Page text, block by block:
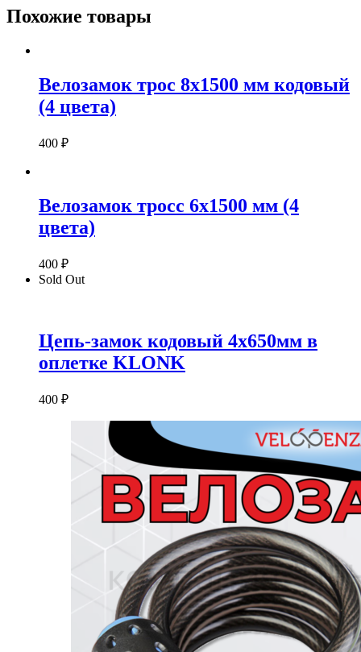
Похожие товары
Велозамок трос 8х1500 мм кодовый
(4 цвета)
400 ₽
Велозамок тросс 6х1500 мм (4
цвета)
400 ₽
Sold Out
Цепь-замок кодовый 4х650мм в
оплетке KLONK
400 ₽